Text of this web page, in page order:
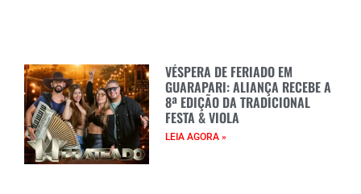
VÉSPERA DE FERIADO EM
GUARAPARI: ALIANÇA RECEBE A
8ª EDIÇÃO DA TRADICIONAL
FESTA & VIOLA
LEIA AGORA »